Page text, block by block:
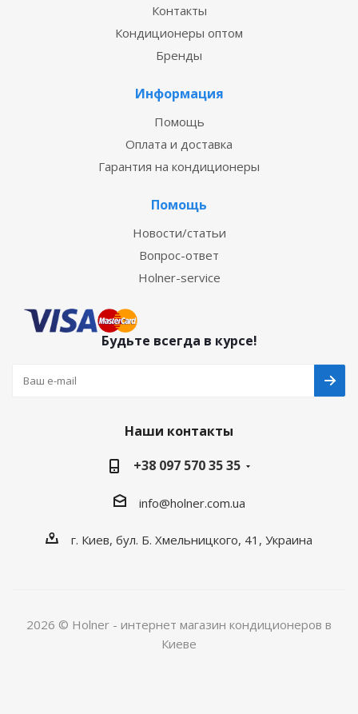
Контакты
Кондиционеры оптом
Бренды
Информация
Помощь
Оплата и доставка
Гарантия на кондиционеры
Помощь
Новости/статьи
Вопрос-ответ
Holner-service
Будьте всегда в курсе!
Наши контакты
+38 097 570 35 35
info@holner.com.ua
г. Киев, бул. Б. Хмельницкого, 41, Украина
2026 © Holner - интернет магазин кондиционеров в
Киеве